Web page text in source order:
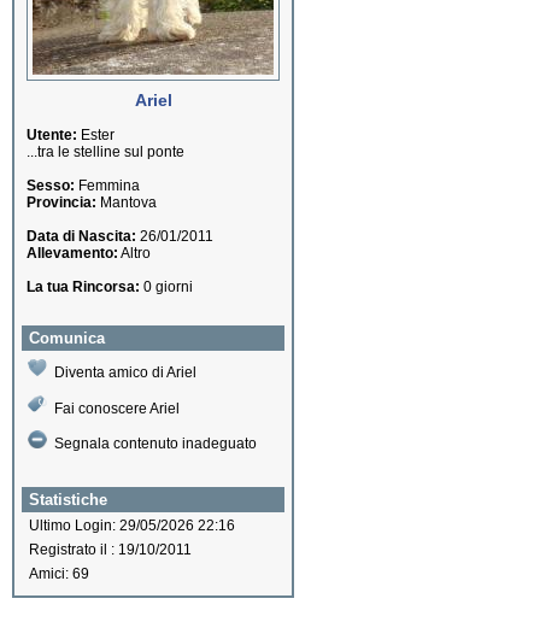
Ariel
Utente: Ester
...tra le stelline sul ponte
Sesso: Femmina
Provincia: Mantova
Data di Nascita: 26/01/2011
Allevamento: Altro
La tua Rincorsa: 0 giorni
Comunica
Diventa amico di Ariel
Fai conoscere Ariel
Segnala contenuto inadeguato
Statistiche
Ultimo Login: 29/05/2026 22:16
Registrato il : 19/10/2011
Amici: 69